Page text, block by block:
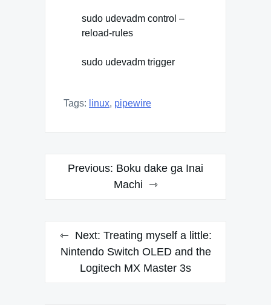
sudo udevadm control –
reload-rules
sudo udevadm trigger
Tags: linux, pipewire
Post
navigation
Previous: Boku dake ga Inai
Machi
Next: Treating myself a little:
Nintendo Switch OLED and the
Logitech MX Master 3s